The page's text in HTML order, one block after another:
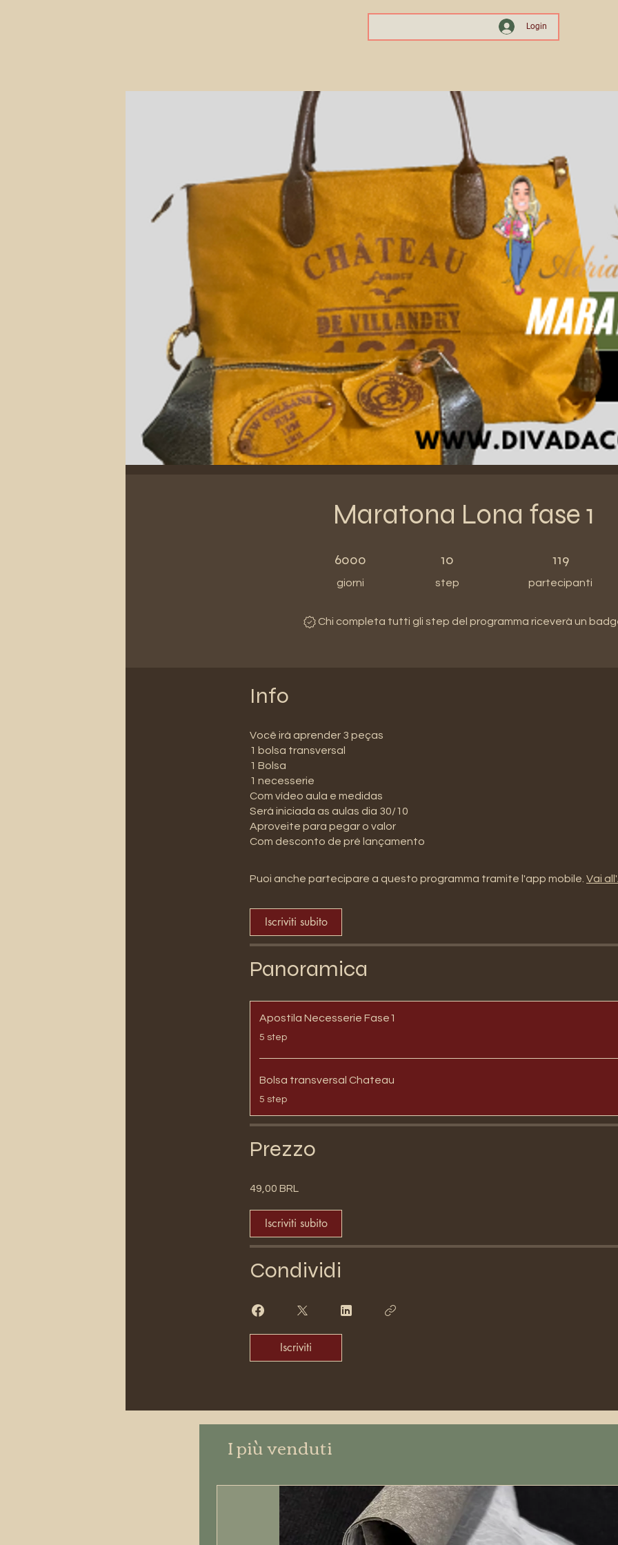
Login
Maratona Lona fase 1
6000
giorni
6000 giorni 10
step
119
partecipanti
Chi completa tutti gli step del programma riceverà un
Info
Você irá aprender 3 peças
1 bolsa transversal
1 Bolsa
1 necesserie
Com vídeo aula e medidas
Será iniciada as aulas dia 30/10
Aproveite para pegar o valor
Com desconto de pré lançamento
Puoi anche partecipare a questo programma tramite l'app mobile. Vai
Iscriviti subito
Panoramica
Apostila Necesserie Fase1
.5 step
Bolsa transversal Chateau
.5 step
Prezzo
49,00 BRL
Iscriviti subito
Condividi
Iscriviti
I più venduti